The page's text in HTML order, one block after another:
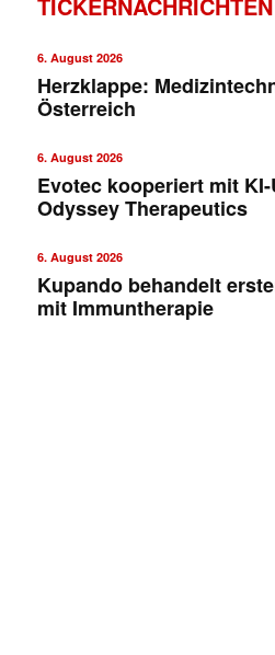
6. August 2026
Herzklappe:
Österreich
6. August 2026
Evotec kooperiert mit
Odyssey Therapeutics
6. August 2026
Kupando behandelt
mit Immuntherapie